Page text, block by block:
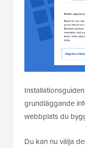
grundläggande
webbplats du
Du kan nu välja